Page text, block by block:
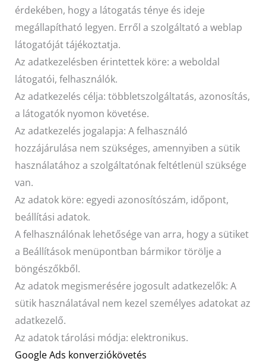
érdekében, hogy a látogatás ténye és ideje
megállapítható legyen. Erről a szolgáltató a weblap
látogatóját tájékoztatja.
Az adatkezelésben érintettek köre: a weboldal
látogatói, felhasználók.
Az adatkezelés célja: többletszolgáltatás, azonosítás,
a látogatók nyomon követése.
Az adatkezelés jogalapja: A felhasználó
hozzájárulása nem szükséges, amennyiben a sütik
használatához a szolgáltatónak feltétlenül szüksége
van.
Az adatok köre: egyedi azonosítószám, időpont,
beállítási adatok.
A felhasználónak lehetősége van arra, hogy a sütiket
a Beállítások menüpontban bármikor törölje a
böngészőkből.
Az adatok megismerésére jogosult adatkezelők: A
sütik használatával nem kezel személyes adatokat az
adatkezelő.
Az adatok tárolási módja: elektronikus.
Google Ads konverziókövetés